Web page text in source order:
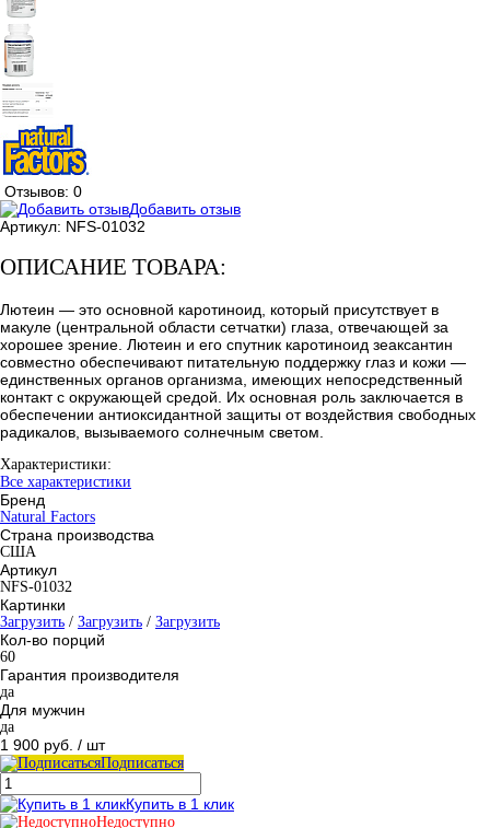
Отзывов: 0
Добавить отзыв
Артикул: NFS-01032
ОПИСАНИЕ ТОВАРА:
Лютеин — это основной каротиноид, который присутствует в
макуле (центральной области сетчатки) глаза, отвечающей за
хорошее зрение. Лютеин и его спутник каротиноид зеаксантин
совместно обеспечивают питательную поддержку глаз и кожи —
единственных органов организма, имеющих непосредственный
контакт с окружающей средой. Их основная роль заключается в
обеспечении антиоксидантной защиты от воздействия свободных
радикалов, вызываемого солнечным светом.
Характеристики:
Все характеристики
Бренд
Natural Factors
Страна производства
США
Артикул
NFS-01032
Картинки
Загрузить / Загрузить / Загрузить
Кол-во порций
60
Гарантия производителя
да
Для мужчин
да
1 900 руб. / шт
Подписаться
Купить в 1 клик
Недоступно